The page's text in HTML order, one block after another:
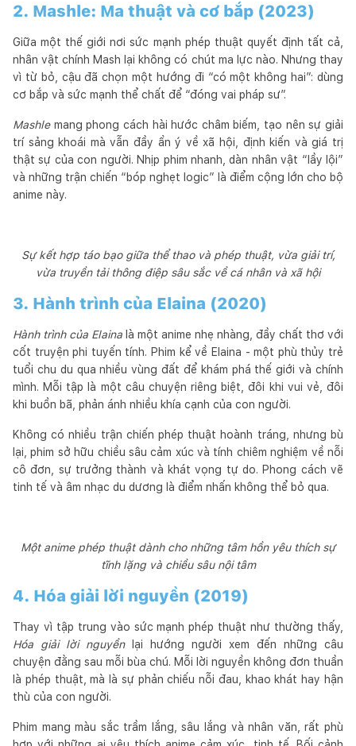
2. Mashle: Ma thuật và cơ bắp (2023)
Giữa một thế giới nơi sức mạnh phép thuật quyết định tất cả,
nhân vật chính Mash lại không có chút ma lực nào. Nhưng thay
vì từ bỏ, cậu đã chọn một hướng đi “có một không hai”: dùng
cơ bắp và sức mạnh thể chất để “đóng vai pháp sư”.
Mashlemang phong cách hài hước châm biếm, tạo nên sự giải
trí sảng khoái mà vẫn đầy ẩn ý về xã hội, định kiến và giá trị
thật sự của con người. Nhịp phim nhanh, dàn nhân vật “lầy lội”
và những trận chiến “bóp nghẹt logic” là điểm cộng lớn cho bộ
anime này.
Sự kết hợp táo bạo giữa thể thao và phép thuật, vừa giải trí,
vừa truyền tải thông điệp sâu sắc về cá nhân và xã hội
3. Hành trình của Elaina (2020)
Hành trình của Elaina là một anime nhẹ nhàng, đầy chất thơ với
cốt truyện phi tuyến tính. Phim kể về Elaina - một phù thủy trẻ
tuổi chu du qua nhiều vùng đất để khám phá thế giới và chính
mình. Mỗi tập là một câu chuyện riêng biệt, đôi khi vui vẻ, đôi
khi buồn bã, phản ánh nhiều khía cạnh của con người.
Không có nhiều trận chiến phép thuật hoành tráng, nhưng bù
lại, phim sở hữu chiều sâu cảm xúc và tính chiêm nghiệm về nỗi
cô đơn, sự trưởng thành và khát vọng tự do. Phong cách vẽ
tinh tế và âm nhạc du dương là điểm nhấn không thể bỏ qua.
Một anime phép thuật dành cho những tâm hồn yêu thích sự
tĩnh lặng và chiều sâu nội tâm
4. Hóa giải lời nguyền (2019)
Thay vì tập trung vào sức mạnh phép thuật như thường thấy,
Hóa giải lời nguyềnlại hướng người xem đến những câu
chuyện đằng sau mỗi bùa chú. Mỗi lời nguyền không đơn thuần
là phép thuật, mà là sự phản chiếu nỗi đau, khao khát hay hận
thù của con người.
Phim mang màu sắc trầm lắng, sâu lắng và nhân văn, rất phù